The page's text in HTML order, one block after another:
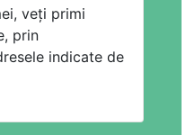
veți primi
prin
indicate de